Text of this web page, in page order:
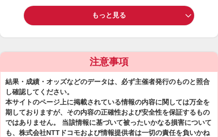
もっと見る
注意事項
結果・成績・オッズなどのデータは、必ず主催者発行のものと照合
し確認してください。
本サイトのページ上に掲載されている情報の内容に関しては万全を
期しておりますが、その内容の正確性および安全性を保証するもの
ではありません。 当該情報に基づいて被ったいかなる損害について
も、株式会社NTTドコモおよび情報提供者は一切の責任を負いかね